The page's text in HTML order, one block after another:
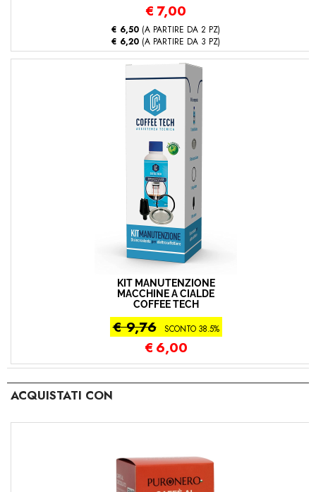
€ 7,00
€ 6,50 (A PARTIRE DA 2 PZ)
€ 6,20 (A PARTIRE DA 3 PZ)
KIT MANUTENZIONE
MACCHINE A CIALDE
COFFEE TECH
€ 9,76 SCONTO 38.5%
€ 6,00
ACQUISTATI CON